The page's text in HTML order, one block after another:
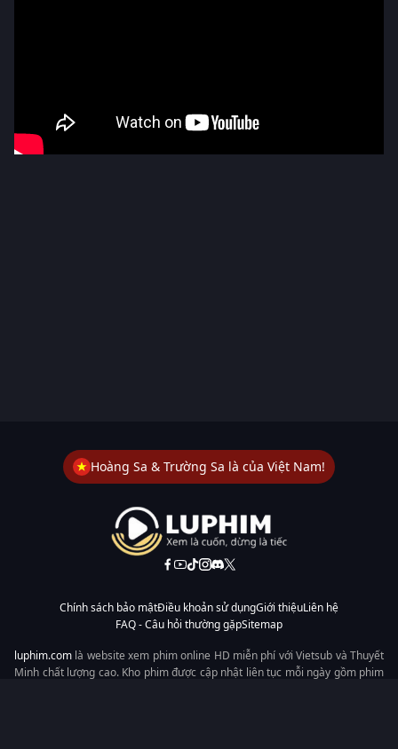
Hoàng Sa & Trường Sa là của Việt Nam!
Chính sách bảo mậtĐiều khoản sử dụngGiới thiệuLiên hệ
FAQ - Câu hỏi thường gặpSitemap
luphim.com là website xem phim online HD miễn phí với Vietsub và Thuyết
Minh chất lượng cao. Kho phim được cập nhật liên tục mỗi ngày gồm phim